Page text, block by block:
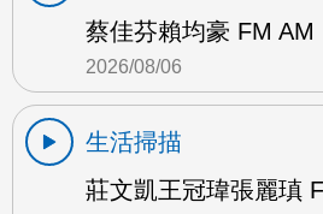
蔡佳芬賴均豪 FM AM
2026/08/06
生活掃描
莊文凱王冠瑋張麗瑱